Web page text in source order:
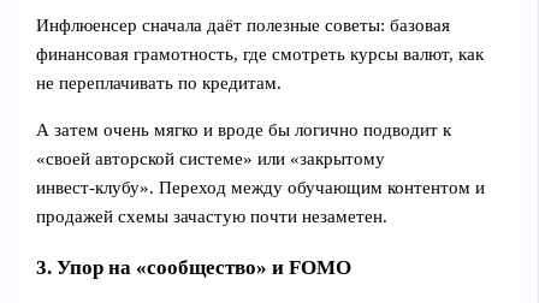
Инфлюенсер сначала даёт полезные советы: базовая
финансовая грамотность, где смотреть курсы валют, как
не переплачивать по кредитам.
А затем очень мягко и вроде бы логично подводит к
«своей авторской системе» или «закрытому
инвест‑клубу». Переход между обучающим контентом и
продажей схемы зачастую почти незаметен.
3. Упор на «сообщество» и FOMO